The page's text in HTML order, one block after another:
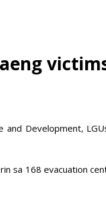
Development,
sa 168 evacuation